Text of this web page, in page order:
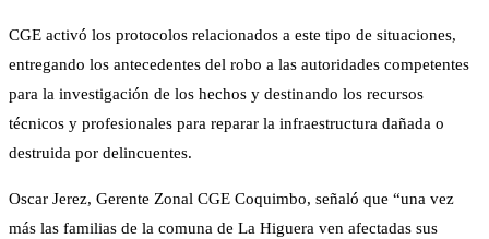
CGE activó los protocolos relacionados a este tipo de situaciones,
entregando los antecedentes del robo a las autoridades competentes
para la investigación de los hechos y destinando los recursos
técnicos y profesionales para reparar la infraestructura dañada o
destruida por delincuentes.
Oscar Jerez, Gerente Zonal CGE Coquimbo, señaló que “una vez
más las familias de la comuna de La Higuera ven afectadas sus